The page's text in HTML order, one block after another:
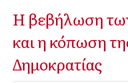
Η βεβήλωση
και η κόπωση
Δημοκρατίας